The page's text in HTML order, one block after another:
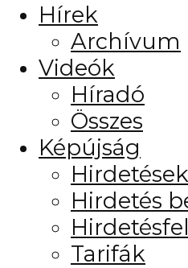
Hírek
Archívum
Videók
Híradó
Összes
Képújság
Hirdetések
Hirdetés
Tarifák